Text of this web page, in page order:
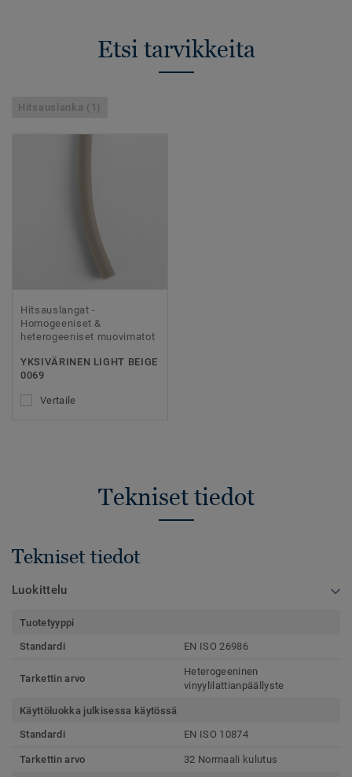
Etsi tarvikkeita
Hitsauslanka (1)
Hitsauslangat -
Homogeeniset &
heterogeeniset muovimatot
YKSIVÄRINEN LIGHT BEIGE
0069
Vertaile
Tekniset tiedot
Tekniset tiedot
Luokittelu
Tuotetyyppi
Standardi
EN ISO 26986
Tarkettin arvo
Heterogeeninen
vinyylilattianpäällyste
Käyttöluokka julkisessa käytössä
Standardi
EN ISO 10874
Tarkettin arvo 32 Normaali kulutus